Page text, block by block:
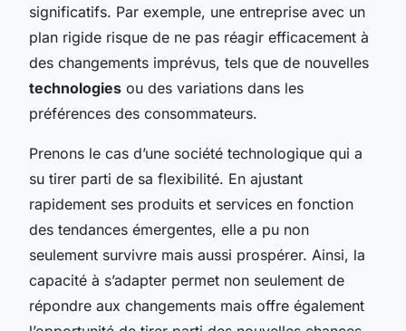
significatifs. Par exemple, une entreprise avec un
plan rigide risque de ne pas réagir efficacement à
des changements imprévus, tels que de nouvelles
technologies ou des variations dans les
préférences des consommateurs.
Prenons le cas d’une société technologique qui a
su tirer parti de sa flexibilité. En ajustant
rapidement ses produits et services en fonction
des tendances émergentes, elle a pu non
seulement survivre mais aussi prospérer. Ainsi, la
capacité à s’adapter permet non seulement de
répondre aux changements mais offre également